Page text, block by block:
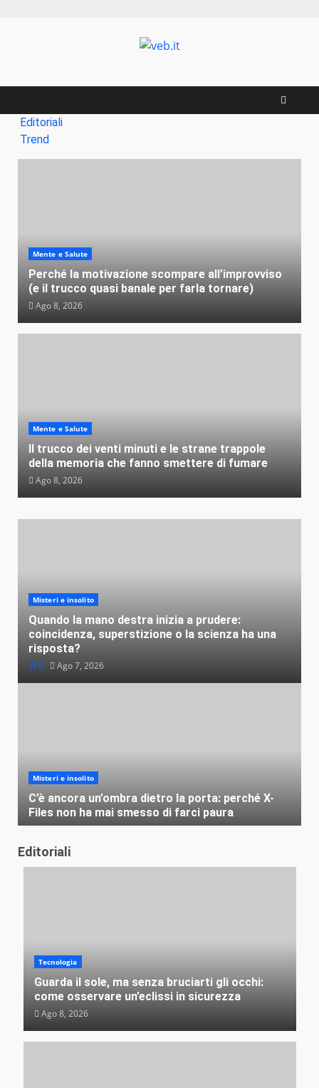
Misteri e insolito
Quando la mano destra inizia a prudere:
coincidenza, superstizione o la scienza ha una
risposta?
VEB Ago 7, 2026
Misteri e insolito
C’è ancora un’ombra dietro la porta: perché X-
Files non ha mai smesso di farci paura
VEB Ago 4, 2026
Perché il venerdì 17 spaventa solo noi (e cosa
succede nel resto del mondo)
VEB Ago 4, 2026
Editoriali
Trend
Mente e Salute
Perché la motivazione scompare all’improvviso
(e il trucco quasi banale per farla tornare)
Ago 8, 2026
Mente e Salute
Il trucco dei venti minuti e le strane trappole
della memoria che fanno smettere di fumare
Ago 8, 2026
Editoriali
Tecnologia
Guarda il sole, ma senza bruciarti gli occhi:
come osservare un’eclissi in sicurezza
Ago 8, 2026